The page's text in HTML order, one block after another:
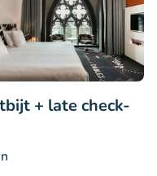
+ late check-